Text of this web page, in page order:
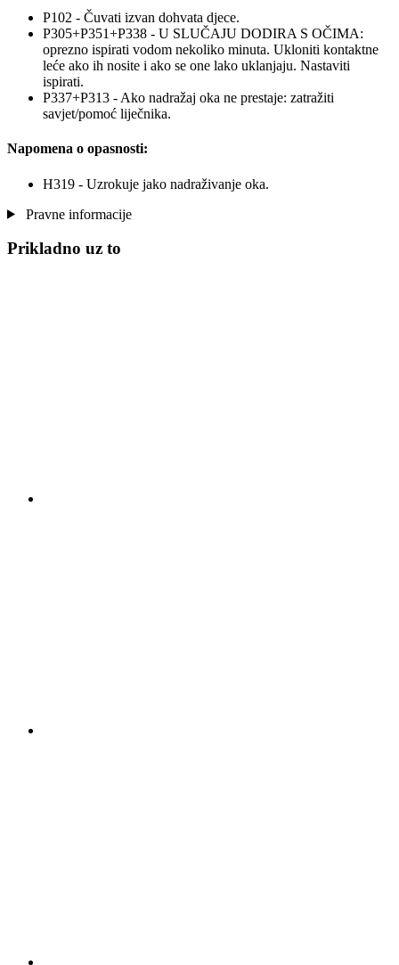
P102 - Čuvati izvan dohvata djece.
P305+P351+P338 - U SLUČAJU DODIRA S OČIMA:
oprezno ispirati vodom nekoliko minuta. Ukloniti kontaktne
leće ako ih nosite i ako se one lako uklanjaju. Nastaviti
ispirati.
P337+P313 - Ako nadražaj oka ne prestaje: zatražiti
savjet/pomoć liječnika.
Napomena o opasnosti:
H319 - Uzrokuje jako nadraživanje oka.
Pravne informacije
Prikladno uz to